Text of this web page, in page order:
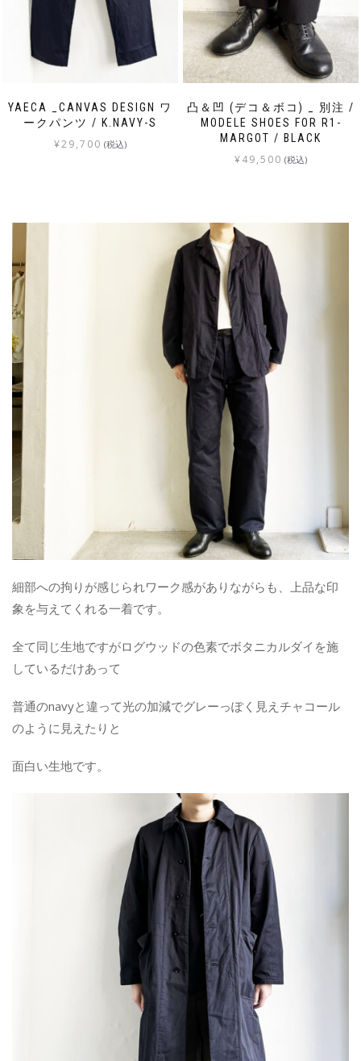
YAECA _CANVAS DESIGN ワ
ークパンツ / K.NAVY-S
¥29,700 (税込)
凸＆凹 (デコ＆ボコ) _ 別注 /
MODELE SHOES FOR R1-
MARGOT / BLACK
¥49,500 (税込)
細部への拘りが感じられワーク感がありながらも、上品な印
象を与えてくれる一着です。
全て同じ生地ですがログウッドの色素でボタニカルダイを施
しているだけあって
普通のnavyと違って光の加減でグレーっぽく見えチャコール
のように見えたりと
面白い生地です。